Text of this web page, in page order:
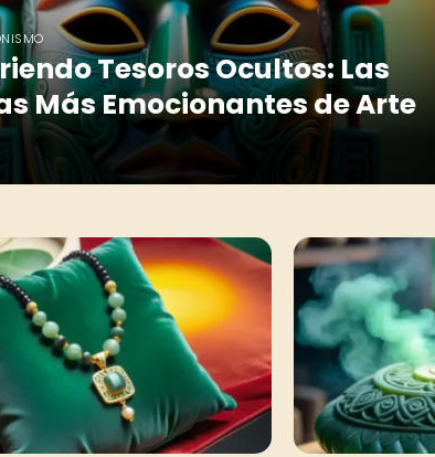
Tesoros Ocultos: Las
Más Emocionantes de Arte